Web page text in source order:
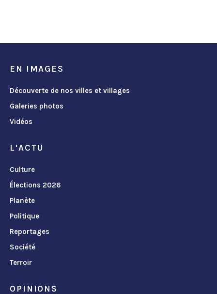
EN IMAGES
Découverte de nos villes et villages
Galeries photos
Vidéos
L'ACTU
Culture
Élections 2026
Planète
Politique
Reportages
Société
Terroir
OPINIONS